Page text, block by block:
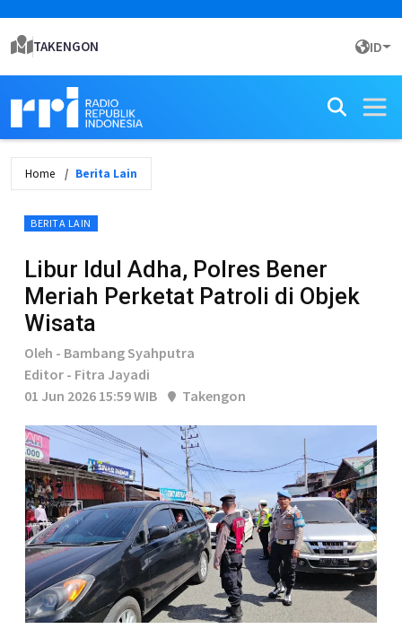
TAKENGON ID
Home Berita Lain
BERITA LAIN
Libur Idul Adha, Polres Bener
Meriah Perketat Patroli di Objek
Wisata
Oleh - Bambang Syahputra
Editor - Fitra Jayadi
01 Jun 2026 15:59 WIB
Takengon